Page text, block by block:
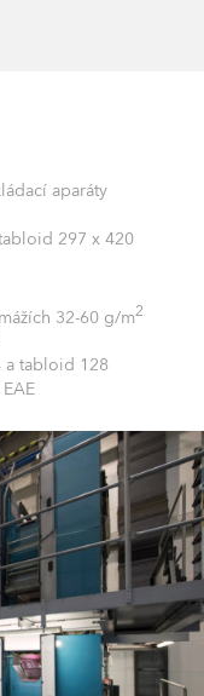
aparáty
297 x 420
32-60 g/m2
a tabloid 128